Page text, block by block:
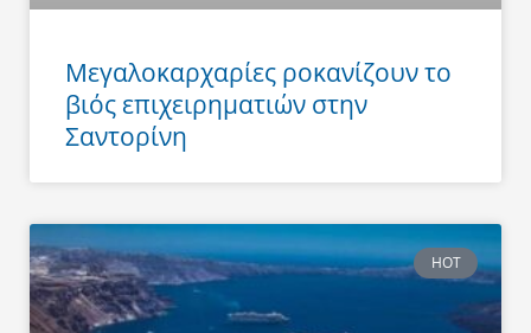
Μεγαλοκαρχαρίες ροκανίζουν το
βιός επιχειρηματιών στην
Σαντορίνη
HOT